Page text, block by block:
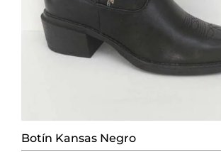
Botín Kansas Negro